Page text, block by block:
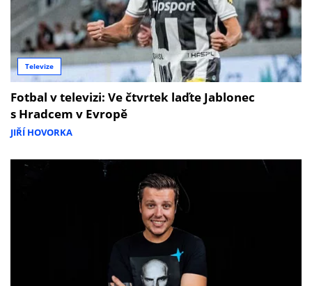
Televize
Fotbal v televizi: Ve čtvrtek laďte Jablonec
s Hradcem v Evropě
JIŘÍ HOVORKA